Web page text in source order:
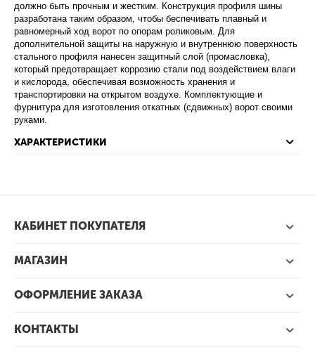
должно быть прочным и жестким. Конструкция профиля шины
разработана таким образом, чтобы беспечивать плавный и
равномерный ход ворот по опорам роликовым. Для
дополнительной защиты на наружную и внутреннюю поверхность
стального профиля нанесен защитный слой (промасловка),
который предотвращает коррозию стали под воздействием влаги
и кислорода, обеспечивая возможность хранения и
транспортировки на открытом воздухе. Комплектующие и
фурнитура для изготовления откатных (сдвижных) ворот своими
руками.
ХАРАКТЕРИСТИКИ
КАБИНЕТ ПОКУПАТЕЛЯ
МАГАЗИН
ОФОРМЛЕНИЕ ЗАКАЗА
КОНТАКТЫ